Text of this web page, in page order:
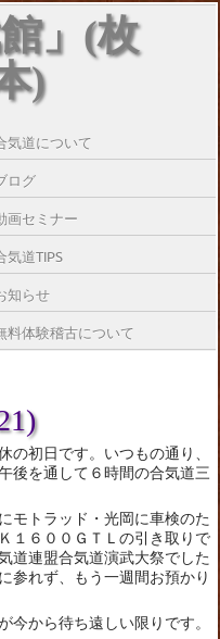
」(枚
)
気道について
ログ
画セミナー
気道TIPS
知らせ
料体験稽古について
の初日です。いつもの通り、
後を通して６時間の合気道三
モトラッド・光岡に車検のた
１６００ＧＴＬの引き取りで
道連盟合気道演武大祭でした
参れず、もう一週間お預かり
今から待ち遠しい限りです。